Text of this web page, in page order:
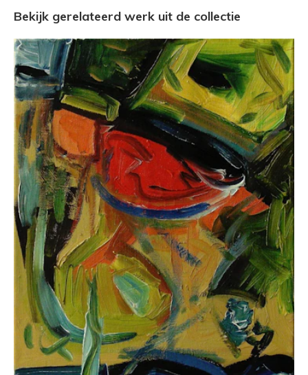
Bekijk gerelateerd werk uit de collectie